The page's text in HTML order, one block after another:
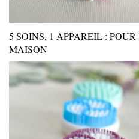
5 SOINS, 1 APPAREIL :
MAISON